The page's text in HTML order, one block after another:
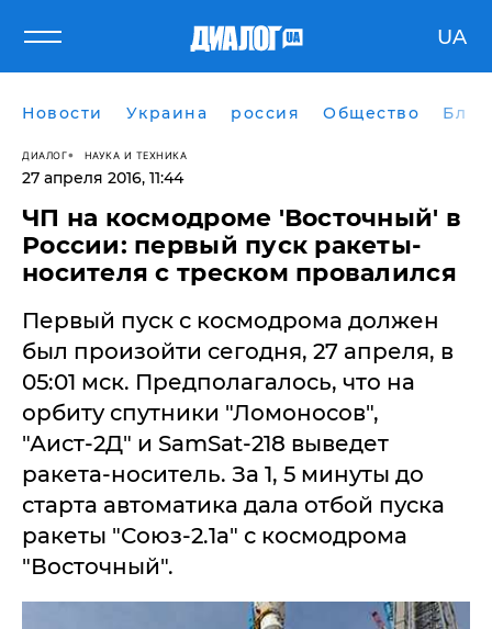
UA
Новости Украина россия Общество
ДИАЛОГ НАУКА И ТЕХНИКА
27 апреля 2016, 11:44
ЧП на космодроме 'Восточный' в
России: первый пуск ракеты-
носителя с треском провалился
Первый пуск с космодрома должен
был произойти сегодня, 27 апреля, в
05:01 мск. Предполагалось, что на
орбиту спутники "Ломоносов",
"Аист-2Д" и SamSat-218 выведет
ракета-носитель. За 1, 5 минуты до
старта автоматика дала отбой пуска
ракеты "Союз-2.1а" с космодрома
"Восточный".